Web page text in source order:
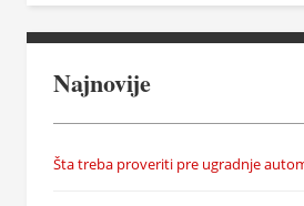
Najnovije
Šta treba proveriti pre ugradnje